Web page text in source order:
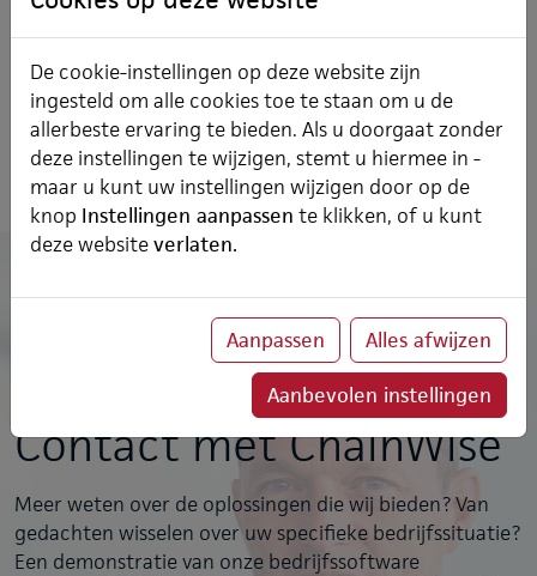
is dan uw eerste aanspreekpunt bij de afhandeling van
de helpdeskactiviteiten.
Contact met ChainWise
Meer weten over de oplossingen die wij bieden? Van
gedachten wisselen over uw specifieke bedrijfssituatie?
Een demonstratie van onze bedrijfssoftware
De cookie-instellingen op deze website zijn
ingesteld om alle cookies toe te staan om u de
allerbeste ervaring te bieden. Als u doorgaat zonder
deze instellingen te wijzigen, stemt u hiermee in -
maar u kunt uw instellingen wijzigen door op de
knop Instellingen aanpassen te klikken, of u kunt
deze websiteverlaten.
Aanpassen Alles afwijzen
Aanbevolen instellingen